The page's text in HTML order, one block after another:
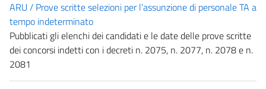
ARU / Prove scritte selezioni per l’assunzione di personale TA a
tempo indeterminato
Pubblicati gli elenchi dei candidati e le date delle prove scritte
dei concorsi indetti con i decreti n. 2075, n. 2077, n. 2078 e n.
2081